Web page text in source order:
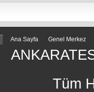
Ana Sayfa Genel Merkez
Tüm